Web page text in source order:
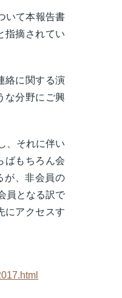
いて本報告書
指摘されてい
絡に関する演
な分野にご興
、それに伴い
ばもちろん会
が、非会員の
員となる訳で
にアクセスす